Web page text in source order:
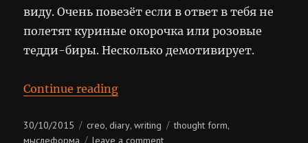
виду. Очень повезёт если в ответ в тебя не
полетят куриные окорочка или розовые
тедди-биры. Несколько демотивирует.
Continue reading“Мыслеформы”
Posted
on
30/10/2015 Categories
creo,diary,writing Tags
thought form,
мыслеформа leave a commenton